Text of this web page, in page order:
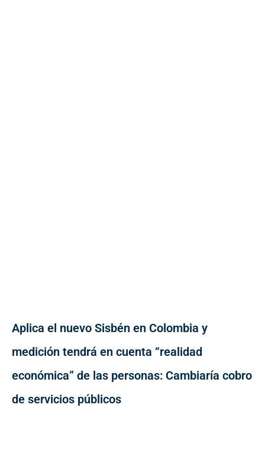
Aplica el nuevo Sisbén en Colombia y
medición tendrá en cuenta “realidad
económica” de las personas: Cambiaría cobro
de servicios públicos